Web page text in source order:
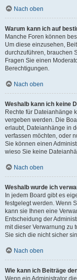
Nach oben
Warum kann ich auf
Manche Foren können
Um diese einzusehen,
durchzuführen, brauchen
Fragen Sie einen
Berechtigungen.
Nach oben
Weshalb kann ich keine
Rechte für Dateianhänge
vergeben werden. Die
erlaubt, Dateianhänge in
verfassen möchten, oder
Sie können einen
wieso Sie keine
Nach oben
Weshalb wurde ich
In jedem Board gibt es
festgelegt werden. Wenn
kann sie Ihnen eine
Entscheidung der
mit dieser Verwarnung zu
Sie sich die nicht sicher
Nach oben
Wie kann ich Beiträge
Wenn ein Administrator